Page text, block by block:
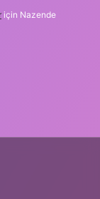
için Nazende